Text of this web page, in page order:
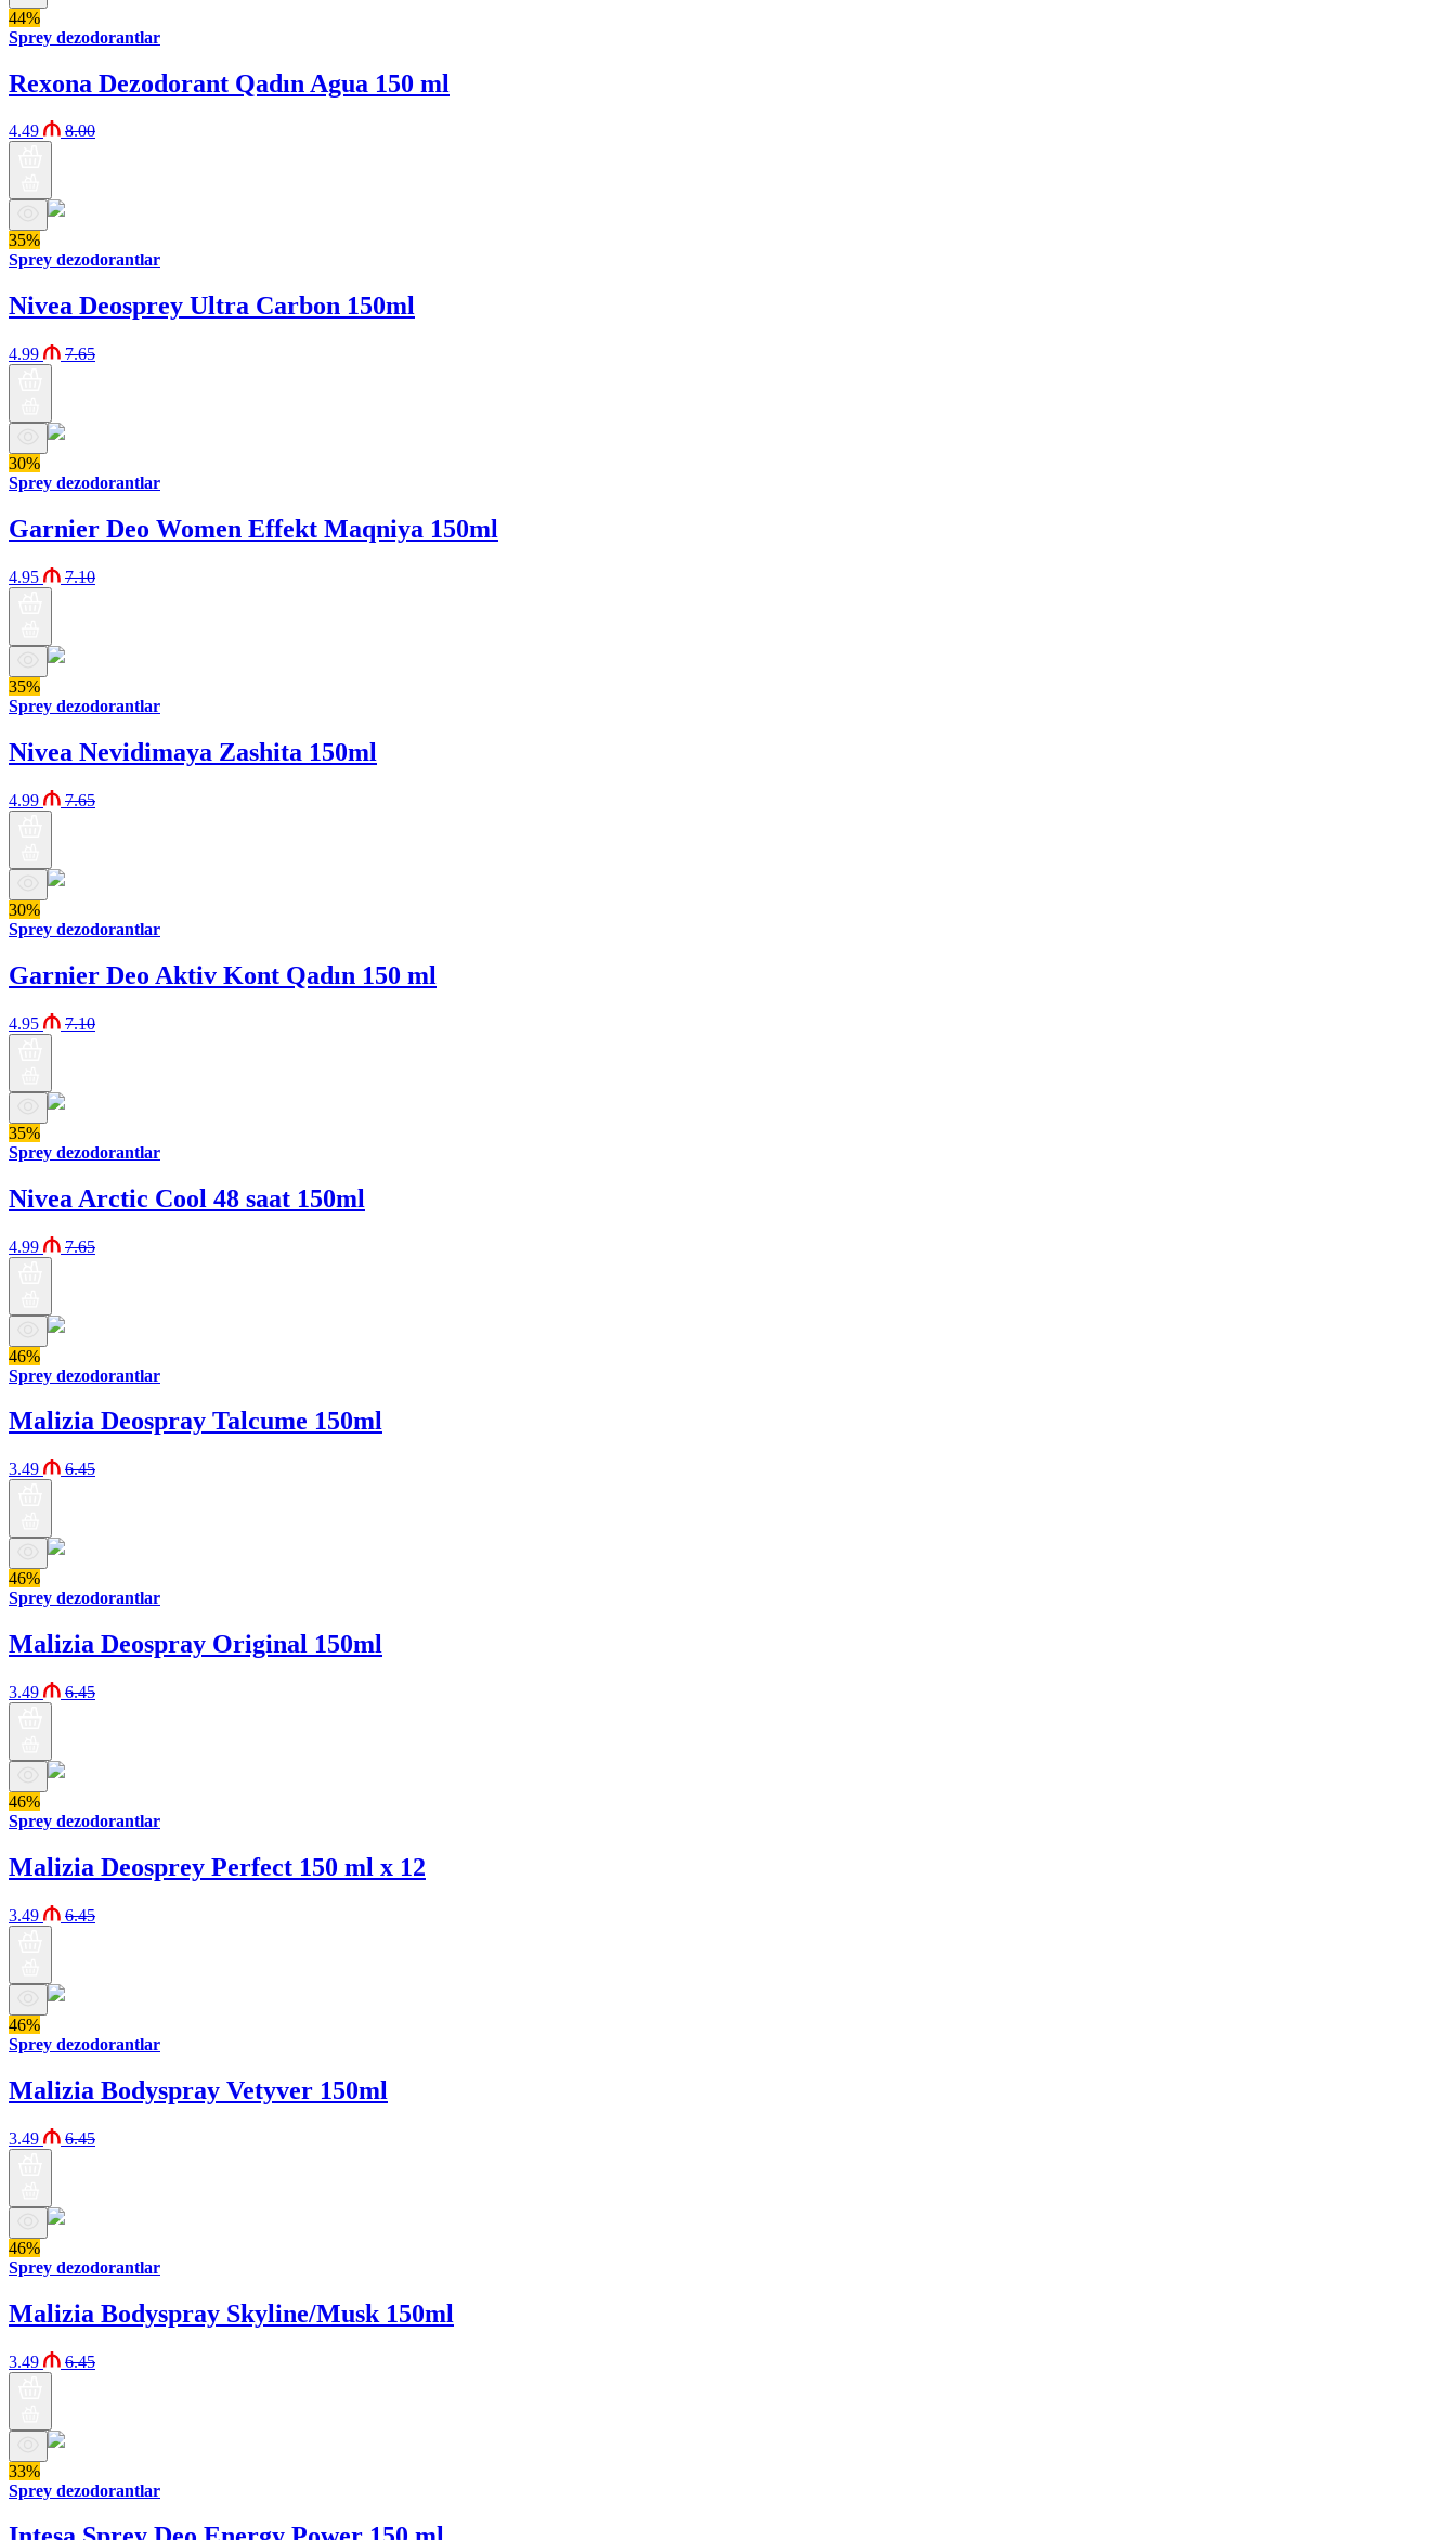
44%
Sprey dezodorantlar
Rexona Dezodorant Qadın Agua 150 ml
4.49 8.00
35%
Sprey dezodorantlar
Nivea Deosprey Ultra Carbon 150ml
4.99 7.65
30%
Sprey dezodorantlar
Garnier Deo Women Effekt Maqniya 150ml
4.95 7.10
35%
Sprey dezodorantlar
Nivea Nevidimaya Zashita 150ml
4.99 7.65
30%
Sprey dezodorantlar
Garnier Deo Aktiv Kont Qadın 150 ml
4.95 7.10
35%
Sprey dezodorantlar
Nivea Arctic Cool 48 saat 150ml
4.99 7.65
46%
Sprey dezodorantlar
Malizia Deospray Talcume 150ml
3.49 6.45
46%
Sprey dezodorantlar
Malizia Deospray Original 150ml
3.49 6.45
46%
Sprey dezodorantlar
Malizia Deosprey Perfect 150 ml x 12
3.49 6.45
46%
Sprey dezodorantlar
Malizia Bodyspray Vetyver 150ml
3.49 6.45
46%
Sprey dezodorantlar
Malizia Bodyspray Skyline/Musk 150ml
3.49 6.45
33%
Sprey dezodorantlar